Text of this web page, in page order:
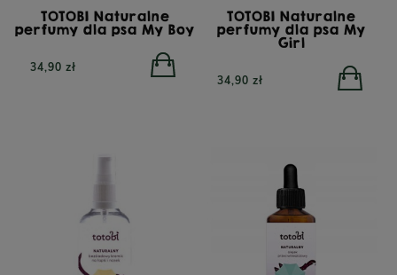
TOTOBI Naturalne
perfumy dla psa My Boy
34,90 zł
TOTOBI Naturalne
perfumy dla psa My
Girl
34,90 zł